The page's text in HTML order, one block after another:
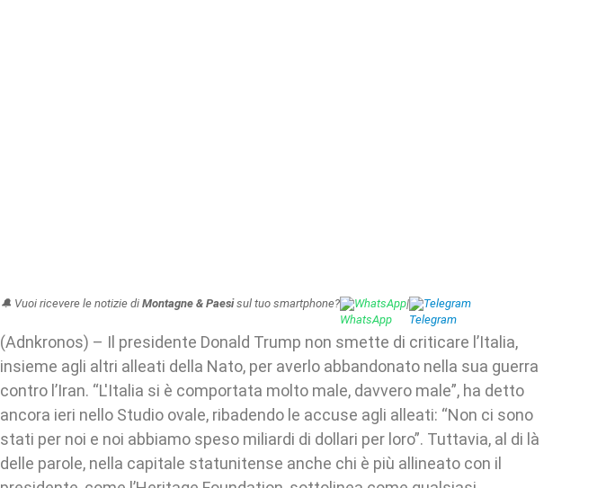
🔔 Vuoi ricevere le notizie di Montagne & Paesisul tuo smartphone? WhatsApp| Telegram
(Adnkronos) – Il presidente Donald Trump non smette di criticare l’Italia,
insieme agli altri alleati della Nato, per averlo abbandonato nella sua guerra
contro l’Iran. “L'Italia si è comportata molto male, davvero male”, ha detto
ancora ieri nello Studio ovale, ribadendo le accuse agli alleati: “Non ci sono
stati per noi e noi abbiamo speso miliardi di dollari per loro”. Tuttavia, al di là
delle parole, nella capitale statunitense anche chi è più allineato con il